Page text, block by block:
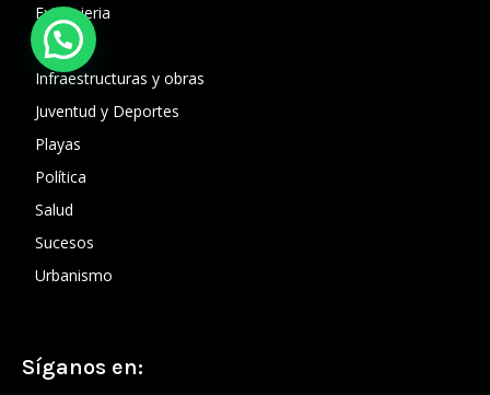
Extranjeria
Fiestas
Infraestructuras y obras
Juventud y Deportes
Playas
Política
Salud
Sucesos
Urbanismo
Síganos en: